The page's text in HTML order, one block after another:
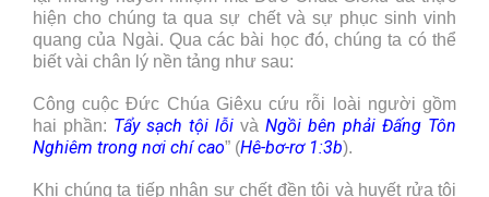
hiện cho chúng ta qua sự chết và sự phục sinh vinh
quang của Ngài. Qua các bài học đó, chúng ta có thể
biết vài chân lý nền tảng như sau:
Công cuộc Đức Chúa Giêxu cứu rỗi loài người gồm
hai phần: Tẩy sạch tội lỗi và Ngồi bên phải Đấng Tôn
Nghiêm trong nơi chí cao” (Hê-bơ-rơ 1:3b).
Khi chúng ta tiếp nhận sự chết đền tội và huyết rửa tội